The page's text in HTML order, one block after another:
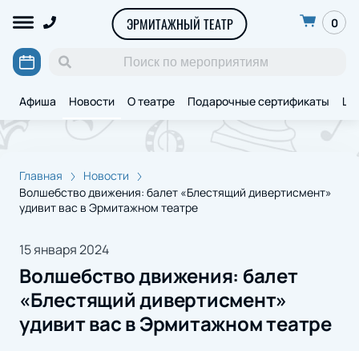
ЭРМИТАЖНЫЙ ТЕАТР 0
Афиша Новости О театре Подарочные сертификаты
Главная
Новости
Волшебство движения: балет «Блестящий дивертисмент»
удивит вас в Эрмитажном театре
15 января 2024
Волшебство движения: балет
«Блестящий дивертисмент»
удивит вас в Эрмитажном театре